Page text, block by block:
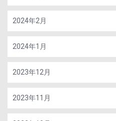
2024年2月
2024年1月
2023年12月
2023年11月